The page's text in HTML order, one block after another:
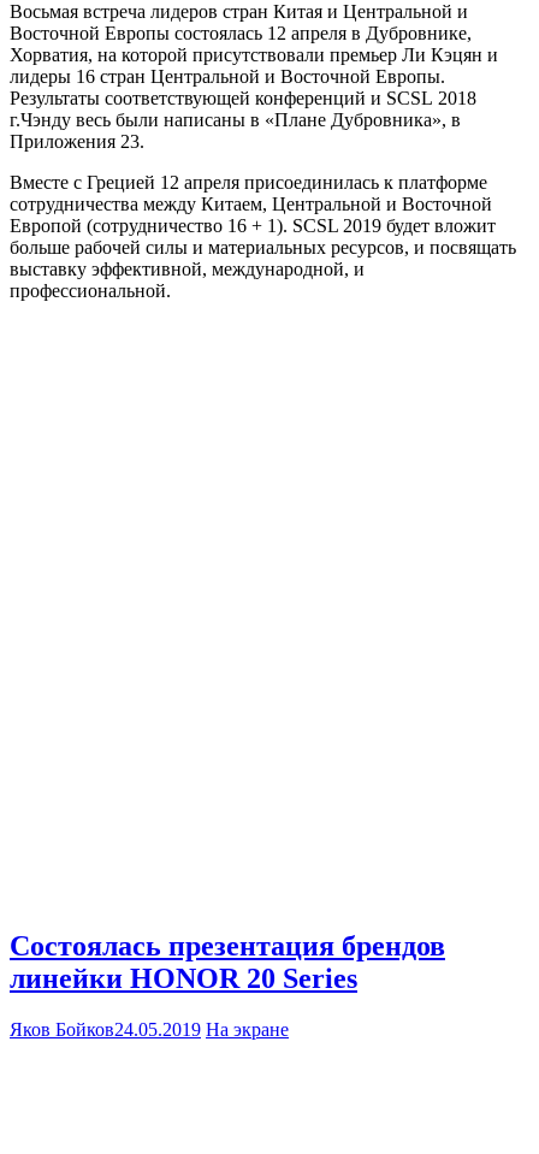
Восьмая встреча лидеров стран Китая и Центральной и
Восточной Европы состоялась 12 апреля в Дубровнике,
Хорватия, на которой присутствовали премьер Ли Кэцян и
лидеры 16 стран Центральной и Восточной Европы.
Результаты соответствующей конференций и SCSL 2018
г.Чэнду весь были написаны в «Плане Дубровника», в
Приложения 23.
Вместе с Грецией 12 апреля присоединилась к платформе
сотрудничества между Китаем, Центральной и Восточной
Европой (сотрудничество 16 + 1). SCSL 2019 будет вложит
больше рабочей силы и материальных ресурсов, и посвящать
выставку эффективной, международной, и
профессиональной.
Состоялась презентация брендов
линейки HONOR 20 Series
Яков Бойков24.05.2019 На экране